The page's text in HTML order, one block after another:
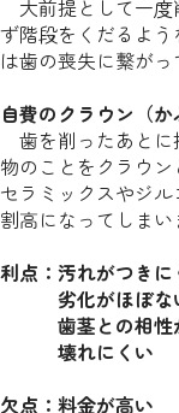
大前提として一度
ず階段をくだるよ
は歯の喪失に繋がっ
自費のクラウン（
歯を削ったあとに
物のことをクラウン
セラミックスやジ
割高になってしまい
利点：汚れがつき
劣化がほぼない
歯茎との相性が
壊れにくい
欠点：料金が高い